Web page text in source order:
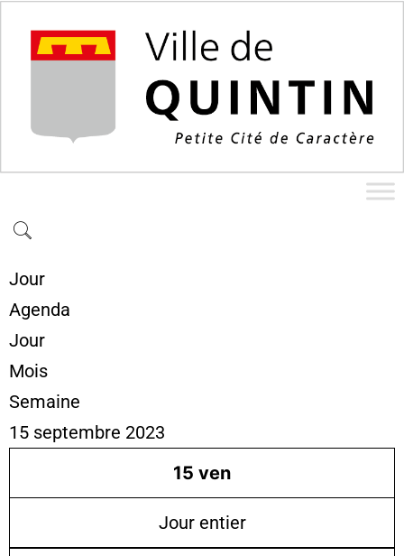
Jour
Agenda
Jour
Mois
Semaine
15 septembre 2023
15 ven
Jour entier